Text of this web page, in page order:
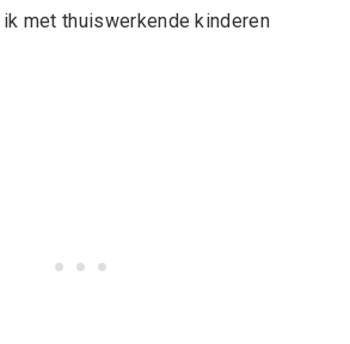
met thuiswerkende kinderen